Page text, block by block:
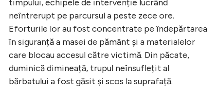
timpului, echipele de intervenție lucrând
neîntrerupt pe parcursul a peste zece ore.
Eforturile lor au fost concentrate pe îndepărtarea
în siguranță a masei de pământ și a materialelor
care blocau accesul către victimă. Din păcate,
duminică dimineață, trupul neînsuflețit al
bărbatului a fost găsit și scos la suprafață.